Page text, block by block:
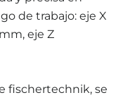
de trabajo: eje X
eje Z
fischertechnik, se